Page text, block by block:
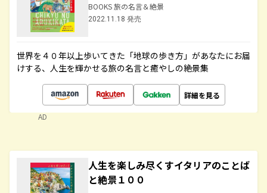
BOOKS 旅の名言＆絶景
2022.11.18 発売
世界を４０年以上歩いてきた「地球の歩き方」があなたにお届
けする、人生を輝かせる旅の名言と癒やしの絶景集
詳細を見る
AD
人生を楽しみ尽くすイタリアのことば
と絶景１００